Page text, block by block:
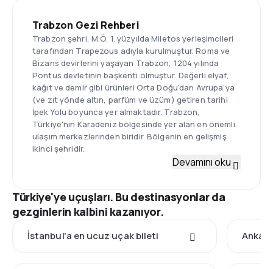
Trabzon Gezi Rehberi
Trabzon şehri, M.Ö. 1. yüzyılda Miletos yerleşimcileri
tarafından Trapezous adıyla kurulmuştur. Roma ve
Bizans devirlerini yaşayan Trabzon, 1204 yılında
Pontus devletinin başkenti olmuştur. Değerli elyaf,
kağıt ve demir gibi ürünleri Orta Doğu'dan Avrupa'ya
(ve zıt yönde altın, parfüm ve üzüm) getiren tarihi
İpek Yolu boyunca yer almaktadır. Trabzon,
Türkiye'nin Karadeniz bölgesinde yer alan en önemli
ulaşım merkezlerinden biridir. Bölgenin en gelişmiş
ikinci şehridir.
Devamını oku
Türkiye'ye uçuşları. Bu destinasyonlar da
gezginlerin kalbini kazanıyor.
İstanbul'a en ucuz uçak bileti